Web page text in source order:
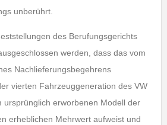
unberührt.
des Berufungsgerichts
werden, dass das vom
Nachlieferungsbegehrens
vierten Fahrzeuggeneration des VW
ursprünglich erworbenen Modell der
erheblichen Mehrwert aufweist und